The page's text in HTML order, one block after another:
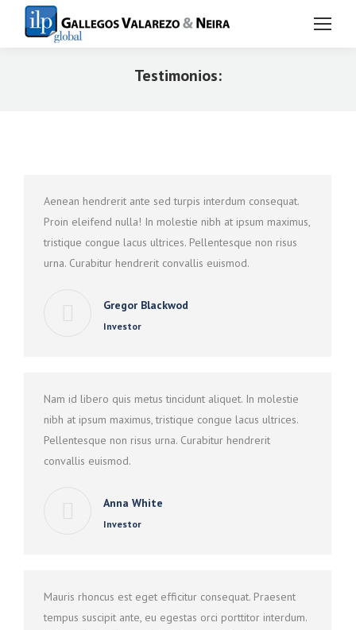
Testimonios:
Aenean hendrerit ante sed turpis interdum consequat.
Proin eleifend nulla! In molestie nibh at ipsum maximus,
tristique congue lacus ultrices. Pellentesque non risus
urna. Curabitur hendrerit convallis euismod.
Gregor Blackwod
Investor
Nam id libero quis metus tincidunt aliquet. In molestie
nibh at ipsum maximus, tristique congue lacus ultrices.
Pellentesque non risus urna. Curabitur hendrerit
convallis euismod.
Anna White
Investor
Mauris rhoncus est eget efficitur consequat. Praesent
tempus suscipit ante, eu egestas orci porttitor interdum.